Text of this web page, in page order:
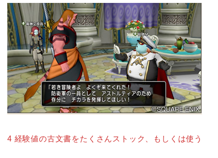
4 経験値の古文書をたくさんストック、もしくは使う